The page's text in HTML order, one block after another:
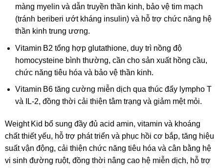
màng myelin và dẫn truyền thần kinh, bảo vệ tim mạch
(tránh beriberi ướt kháng insulin) và hỗ trợ chức năng hệ
thần kinh trung ương.
Vitamin B2 tổng hợp glutathione, duy trì nồng độ
homocysteine bình thường, cần cho sản xuất hồng cầu,
chức năng tiêu hóa và bảo vệ thần kinh.
Vitamin B6 tăng cường miễn dịch qua thúc đẩy lympho T
và IL‑2, đồng thời cải thiện tâm trạng và giảm mệt mỏi.
Weight Kid bổ sung đầy đủ acid amin, vitamin và khoáng
chất thiết yếu, hỗ trợ phát triển và phục hồi cơ bắp, tăng hiệu
suất vận động, cải thiện chức năng tiêu hóa và cân bằng hệ
vi sinh đường ruột, đồng thời nâng cao hệ miễn dịch, hỗ trợ